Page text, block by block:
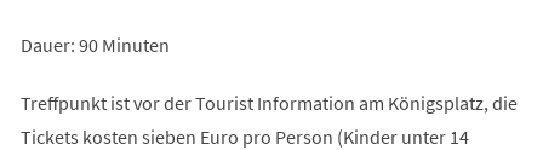
Dauer: 90 Minuten
Treffpunkt ist vor der Tourist Information am Königsplatz, die
Tickets kosten sieben Euro pro Person (Kinder unter 14